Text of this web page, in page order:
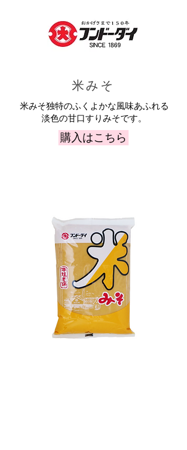
米みそ
米みそ独特のふくよかな風味あふれる
淡色の甘口すりみそです。
購入はこちら